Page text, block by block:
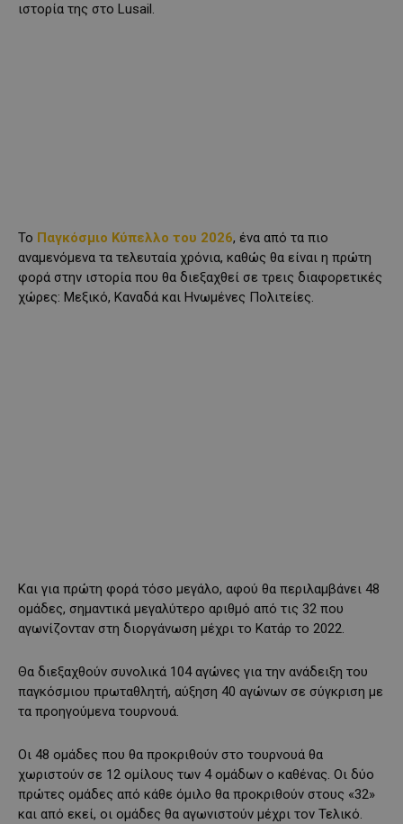
ιστορία της στο Lusail.
Το Παγκόσμιο Κύπελλο του 2026, ένα από τα πιο
αναμενόμενα τα τελευταία χρόνια, καθώς θα είναι η πρώτη
φορά στην ιστορία που θα διεξαχθεί σε τρεις διαφορετικές
χώρες: Μεξικό, Καναδά και Ηνωμένες Πολιτείες.
Και για πρώτη φορά τόσο μεγάλο, αφού θα περιλαμβάνει 48
ομάδες, σημαντικά μεγαλύτερο αριθμό από τις 32 που
αγωνίζονταν στη διοργάνωση μέχρι το Κατάρ το 2022.
Θα διεξαχθούν συνολικά 104 αγώνες για την ανάδειξη του
παγκόσμιου πρωταθλητή, αύξηση 40 αγώνων σε σύγκριση με
τα προηγούμενα τουρνουά.
Οι 48 ομάδες που θα προκριθούν στο τουρνουά θα
χωριστούν σε 12 ομίλους των 4 ομάδων ο καθένας. Οι δύο
πρώτες ομάδες από κάθε όμιλο θα προκριθούν στους «32»
και από εκεί, οι ομάδες θα αγωνιστούν μέχρι τον Τελικό.